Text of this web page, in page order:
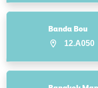
Banda Bou
12.A050